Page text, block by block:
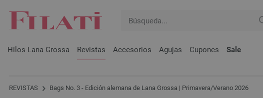
Hilos Lana Grossa Revistas Accesorios Agujas Cupones Sale
REVISTAS Bags No. 3 - Edición alemana de Lana Grossa | Primavera/Verano 2026